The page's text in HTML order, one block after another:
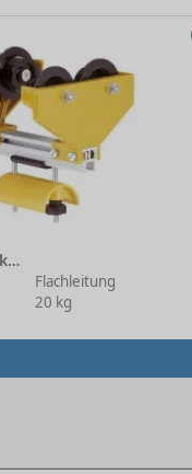
Leitungswagen 4-rollig, Flachkabel TB 160 mm SF
Flachleitung
20 kg